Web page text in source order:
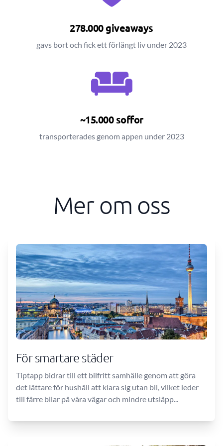
278.000 giveaways
gavs bort och fick ett förlängt liv under 2023
~15.000 soffor
transporterades genom appen under 2023
Mer om oss
För smartare städer
Tiptapp bidrar till ett bilfritt samhälle genom att göra
det lättare för hushåll att klara sig utan bil, vilket leder
till färre bilar på våra vägar och mindre utsläpp...